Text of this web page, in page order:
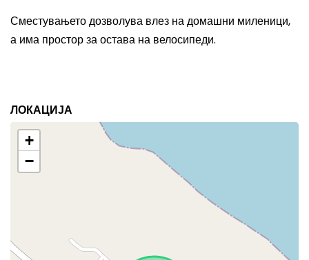
Сместувањето дозволува влез на домашни миленици,
а има простор за остава на велосипеди.
ЛОКАЦИЈА
+
−